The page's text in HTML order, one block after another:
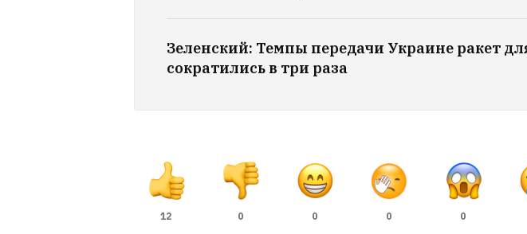
Зеленский: Темпы передачи Украине ракет
сократились в три раза
12 0 0 0 0